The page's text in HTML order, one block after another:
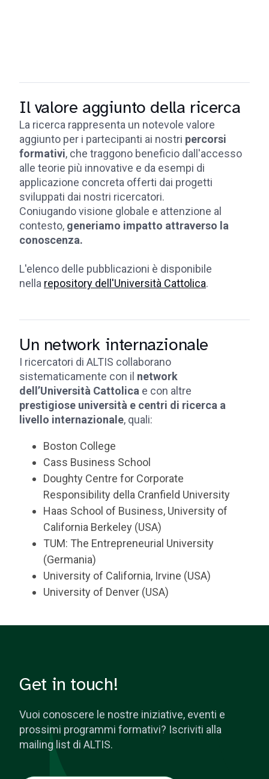
Il valore aggiunto della ricerca
La ricerca rappresenta un notevole valore
aggiunto per i partecipanti ai nostri percorsi
formativi, che traggono beneficio dall'accesso
alle teorie più innovative e da esempi di
applicazione concreta offerti dai progetti
sviluppati dai nostri ricercatori.
Coniugando visione globale e attenzione al
contesto, generiamo impatto attraverso la
conoscenza.
L'elenco delle pubblicazioni è disponibile
nella repository dell'Università Cattolica.
Un network internazionale
I ricercatori di ALTIS collaborano
sistematicamente con il network
dell’Università Cattolica e con altre
prestigiose università e centri di ricerca a
livello internazionale, quali:
Boston College
Cass Business School
Doughty Centre for Corporate
Responsibility della Cranfield University
Haas School of Business, University of
California Berkeley (USA)
TUM: The Entrepreneurial University
(Germania)
University of California, Irvine (USA)
University of Denver (USA)
Get in touch!
Vuoi conoscere le nostre iniziative, eventi e
prossimi programmi formativi? Iscriviti alla
mailing list di ALTIS.